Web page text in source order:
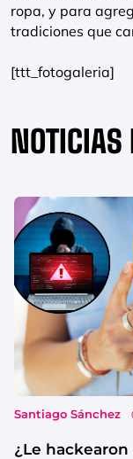
ropa, y para
tradiciones que
[ttt_fotogaleria]
NOTICIAS
Santiago Sánchez
¿Le